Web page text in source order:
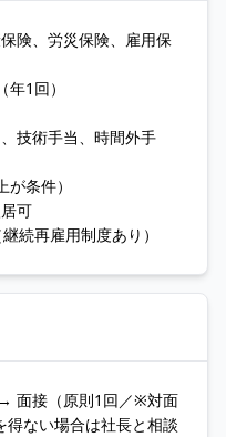
険、労災保険、雇用保
1回）
技術手当、時間外手
条件）
可
続再雇用制度あり）
面接（原則1回／※対面
得ない場合は社長と相談